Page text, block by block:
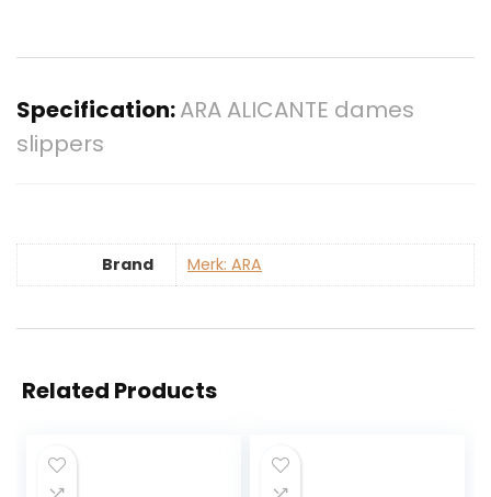
Specification:ARA ALICANTE dames
slippers
Brand Merk: ARA
Related Products